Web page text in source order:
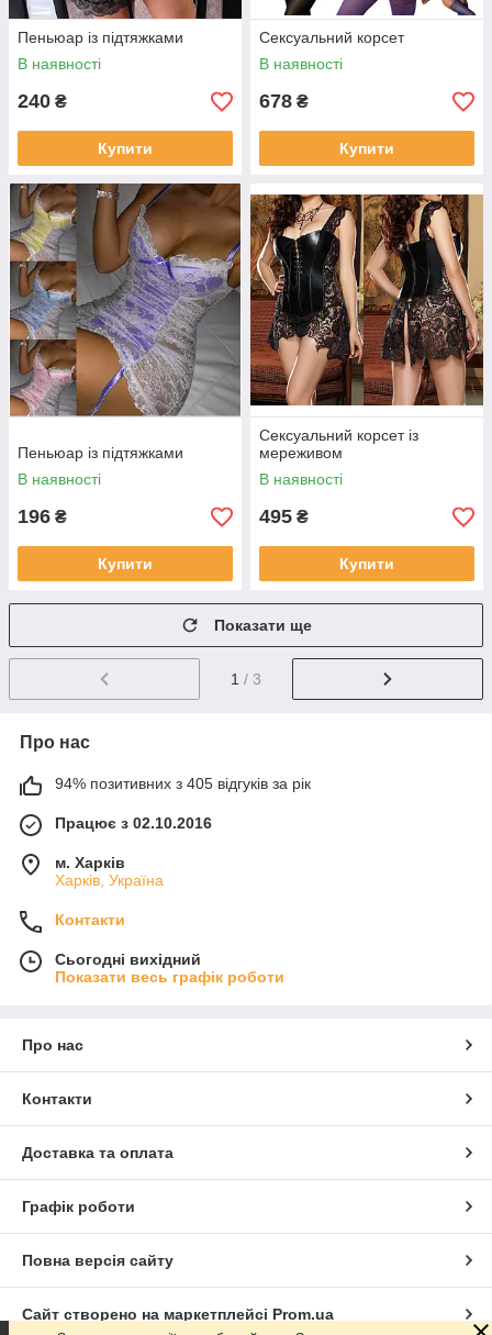
Пеньюар із підтяжками
В наявності
240 ₴
Купити
Сексуальний корсет
В наявності
678 ₴
Купити
Пеньюар із підтяжками
В наявності
196 ₴
Купити
Сексуальний корсет із
мереживом
В наявності
495 ₴
Купити
Показати ще
1 / 3
Про нас
94% позитивних з 405 відгуків за рік
Працює з 02.10.2016
м. Харків
Харків, Україна
Контакти
Сьогодні вихідний
Показати весь графік роботи
Про нас
Контакти
Доставка та оплата
Графік роботи
Повна версія сайту
Сайт створено на маркетплейсі Prom.ua